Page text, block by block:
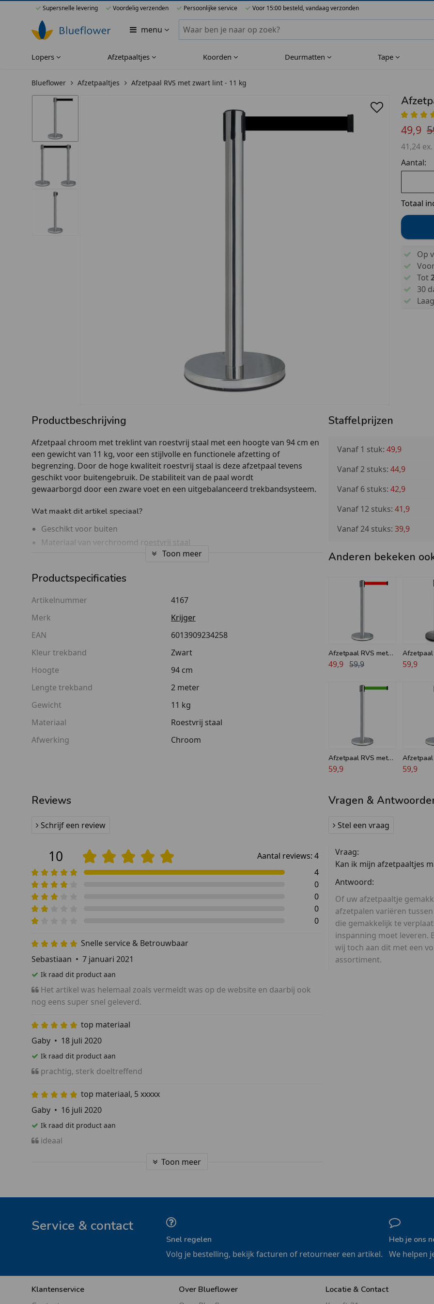
Supersnelle levering Voordelig verzenden Persoonlijke service Voor 15:00 besteld, vandaag verzonden
menu Zoeken binnen Blueflower
Lopers Afzetpaaltjes Koorden Deurmatten Tape
Blueflower Afzetpaaltjes Afzetpaal RVS met zwart lint - 11 kg
49,9
41,24
Aantal:
Totaal
Op
Tot
30
Productbeschrijving
Afzetpaal chroom met treklint van roestvrij staal met een hoogte van 94 cm en
een gewicht van 11 kg, voor een stijlvolle en functionele afzetting of
begrenzing. Door de hoge kwaliteit roestvrij staal is deze afzetpaal tevens
geschikt voor buitengebruik. De stabiliteit van de paal wordt
gewaarborgd door een zware voet en een uitgebalanceerd trekbandsysteem.
Wat maakt dit artikel speciaal?
Geschikt voor buiten
Materiaal van verchroomd roestvrij staal
Zwaar gewicht van 11kg
Onderdelen los verkrijgbaar
Goed om te weten
Het is goed om te weten dat dit afzetpaaltje ook beschikbaar is in mat zwart,
met afzetkoord.
Wat krijgt u geleverd?
1 paaltje met trekband
1 gewicht voor stabiliteit
1 afdekplaat voor over het gewicht
1 bout voor het bevestigen van het gewicht aan de paal
Toon meer
Productspecificaties
Artikelnummer
4167
Merk
Krijger
EAN
6013909234258
Kleur trekband
Zwart
Hoogte
94 cm
Lengte trekband
2 meter
Gewicht
11 kg
Materiaal
Roestvrij staal
Afwerking
Chroom
Staffelprijzen
Vanaf 1 stuk: 49,9
Vanaf 2 stuks: 44,9
Vanaf 6 stuks: 42,9
Vanaf 12 stuks: 41,9
Vanaf 24 stuks: 39,9
Anderen bekeken
Afzetpaal RVS met
rood lint - 11 kg
49,9 59,9
trekband
59,9
Afzetpaal RVS met
groen lint - 11 kg
59,9
Afzetpaal
rood/wit
59,9
Reviews
Schrijf een review
10 Aantal reviews: 4
4
0
0
0
0
Snelle service & Betrouwbaar
Sebastiaan • 7 januari 2021
Ik raad dit product aan
Het artikel was helemaal zoals vermeldt was op de website en daarbij ook
nog eens super snel geleverd.
top materiaal
Gaby • 18 juli 2020
Ik raad dit product aan
prachtig, sterk doeltreffend
top materiaal, 5 xxxxx
Gaby • 16 juli 2020
Ik raad dit product aan
ideaal
Toon meer
Vragen &
Stel een vraag
Vraag:
Kan ik mijn afzetpaaltjes
Antwoord:
Of uw afzetpaaltje
afzetpalen variëren
die gemakkelijk te
inspanning moet leveren.
wij toch aan dit met een
assortiment.
Service & contact
Snel regelen
Volg je bestelling, bekijk facturen of retourneer een artikel.
Heb je ons
We helpen
Klantenservice
Over Blueflower
Locatie & Contact